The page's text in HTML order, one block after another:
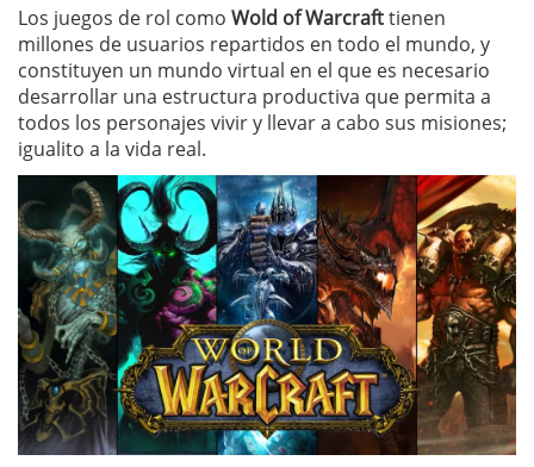
Los juegos de rol como Wold of Warcrafttienen
millones de usuarios repartidos en todo el mundo, y
constituyen un mundo virtual en el que es necesario
desarrollar una estructura productiva que permita a
todos los personajes vivir y llevar a cabo sus misiones;
igualito a la vida real.